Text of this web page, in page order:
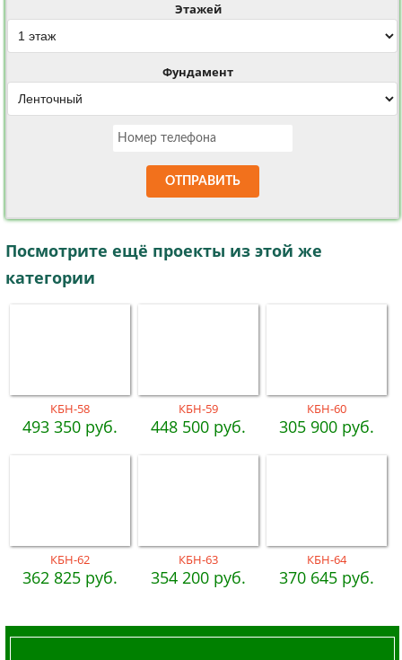
Этажей
Фундамент
ОТПРАВИТЬ
Посмотрите ещё проекты из этой же
категории
КБН-58
493 350 руб.
КБН-59
448 500 руб.
КБН-60
305 900 руб.
КБН-62
362 825 руб.
КБН-63
354 200 руб.
КБН-64
370 645 руб.